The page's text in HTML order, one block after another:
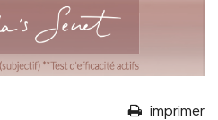
imprimer